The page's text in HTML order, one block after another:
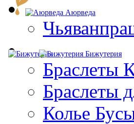
Аюрведа
Бижутерия
Браслеты
Браслеты
Колье